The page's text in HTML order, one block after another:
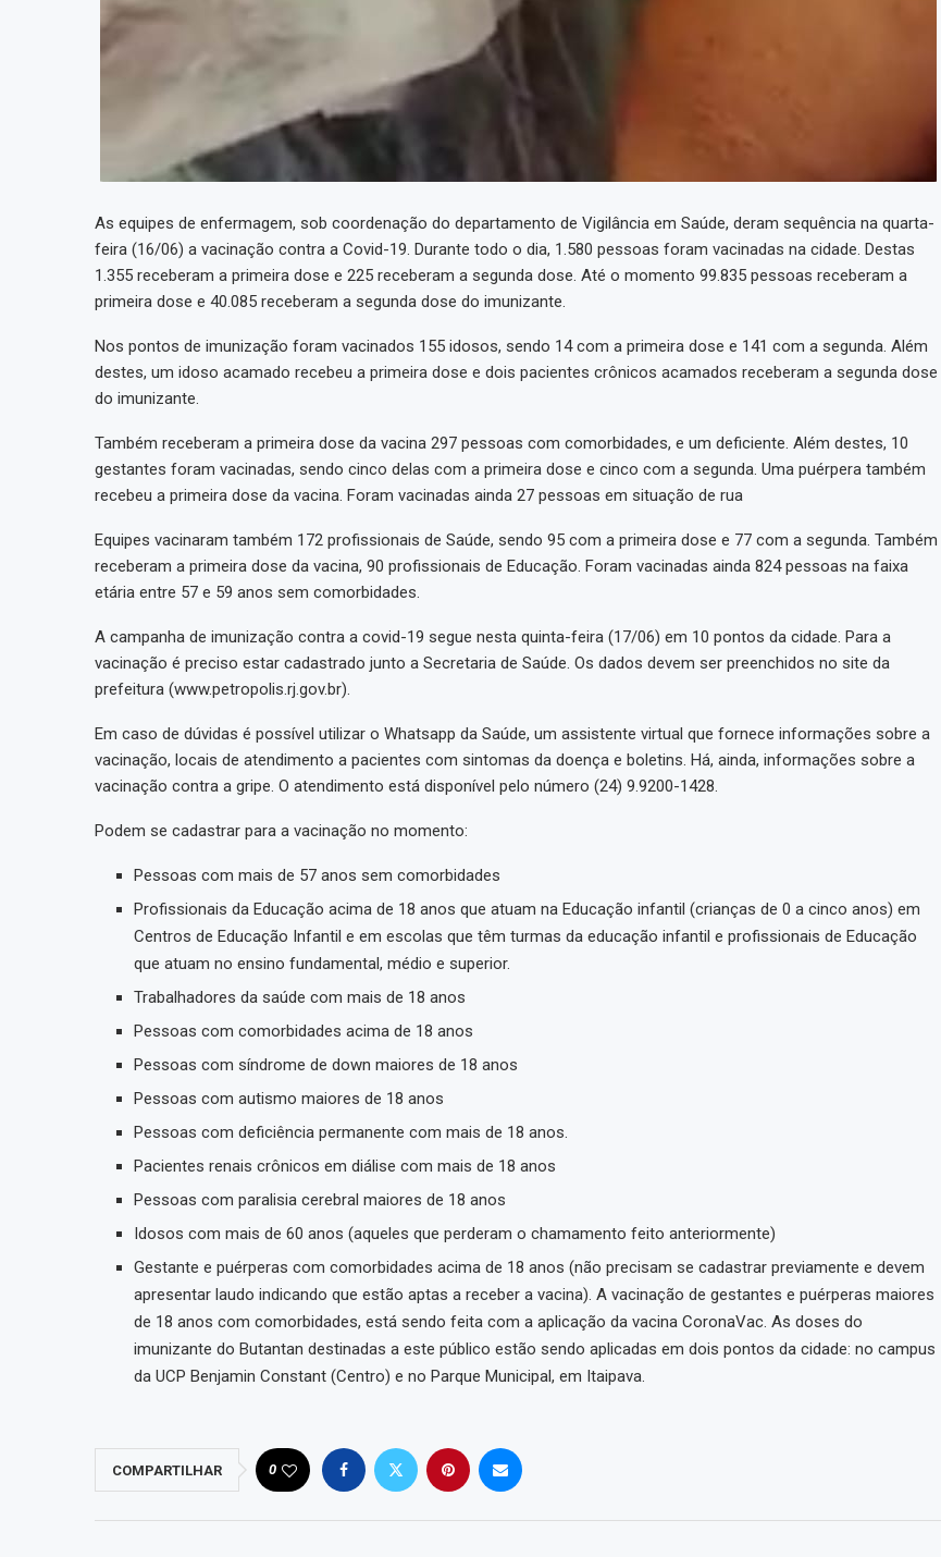
As equipes de enfermagem, sob coordenação do departamento de Vigilância em Saúde, deram sequência na quarta-
feira (16/06) a vacinação contra a Covid-19. Durante todo o dia, 1.580 pessoas foram vacinadas na cidade. Destas
1.355 receberam a primeira dose e 225 receberam a segunda dose. Até o momento 99.835 pessoas receberam a
primeira dose e 40.085 receberam a segunda dose do imunizante.
Nos pontos de imunização foram vacinados 155 idosos, sendo 14 com a primeira dose e 141 com a segunda. Além
destes, um idoso acamado recebeu a primeira dose e dois pacientes crônicos acamados receberam a segunda dose
do imunizante.
Também receberam a primeira dose da vacina 297 pessoas com comorbidades, e um deficiente. Além destes, 10
gestantes foram vacinadas, sendo cinco delas com a primeira dose e cinco com a segunda. Uma puérpera também
recebeu a primeira dose da vacina. Foram vacinadas ainda 27 pessoas em situação de rua
Equipes vacinaram também 172 profissionais de Saúde, sendo 95 com a primeira dose e 77 com a segunda. Também
receberam a primeira dose da vacina, 90 profissionais de Educação. Foram vacinadas ainda 824 pessoas na faixa
etária entre 57 e 59 anos sem comorbidades.
A campanha de imunização contra a covid-19 segue nesta quinta-feira (17/06) em 10 pontos da cidade. Para a
vacinação é preciso estar cadastrado junto a Secretaria de Saúde. Os dados devem ser preenchidos no site da
prefeitura (www.petropolis.rj.gov.br).
Em caso de dúvidas é possível utilizar o Whatsapp da Saúde, um assistente virtual que fornece informações sobre a
vacinação, locais de atendimento a pacientes com sintomas da doença e boletins. Há, ainda, informações sobre a
vacinação contra a gripe. O atendimento está disponível pelo número (24) 9.9200-1428.
Podem se cadastrar para a vacinação no momento:
Pessoas com mais de 57 anos sem comorbidades
Profissionais da Educação acima de 18 anos que atuam na Educação infantil (crianças de 0 a cinco anos) em
Centros de Educação Infantil e em escolas que têm turmas da educação infantil e profissionais de Educação
que atuam no ensino fundamental, médio e superior.
Trabalhadores da saúde com mais de 18 anos
Pessoas com comorbidades acima de 18 anos
Pessoas com síndrome de down maiores de 18 anos
Pessoas com autismo maiores de 18 anos
Pessoas com deficiência permanente com mais de 18 anos.
Pacientes renais crônicos em diálise com mais de 18 anos
Pessoas com paralisia cerebral maiores de 18 anos
Idosos com mais de 60 anos (aqueles que perderam o chamamento feito anteriormente)
Gestante e puérperas com comorbidades acima de 18 anos (não precisam se cadastrar previamente e devem
apresentar laudo indicando que estão aptas a receber a vacina). A vacinação de gestantes e puérperas maiores
de 18 anos com comorbidades, está sendo feita com a aplicação da vacina CoronaVac. As doses do
imunizante do Butantan destinadas a este público estão sendo aplicadas em dois pontos da cidade: no campus
da UCP Benjamin Constant (Centro) e no Parque Municipal, em Itaipava.
COMPARTILHAR 0